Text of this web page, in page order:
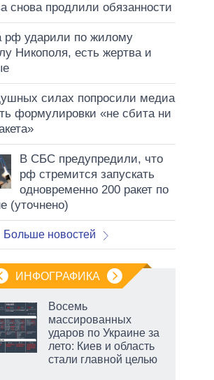
снова продлили обязанности
рф ударили по жилому
Никополя, есть жертва и
силах попросили медиа
формулировки «не сбита ни
В СБС предупредили, что
рф стремится запускать
одновременно 200 ракет по
(уточнено)
Больше новостей
ИНФОГРАФИКА
Восемь
массированных
ударов по Украине за
лето: Киев и область
стали главной целью